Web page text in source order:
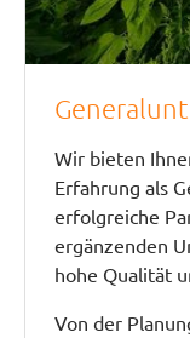
Wir bieten
Erfahrung als
erfolgreiche
ergänzenden
hohe Qualität
Von der